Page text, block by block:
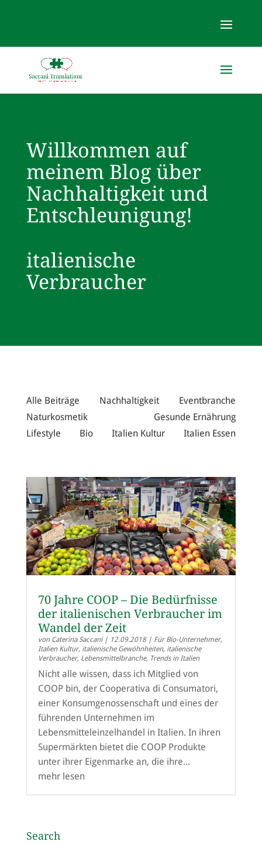
Willkommen auf
meinem Blog über
Nachhaltigkeit und
Entschleunigung!
italienische
Verbraucher
Alle Beiträge Nachhaltigkeit
Eventbranche
Naturkosmetik
Gesunde Ernährung
Lifestyle
Bio Italien Kultur Italien Essen
70 Jahre COOP – Die Bedürfnisse
der italienischen Verbraucher im
Wandel der Zeit
von Caterina Saccani| 12.09.2018| Für Bio-Unternehmer,
Italien Kultur, italienische Gewöhnheiten, italienische
Verbraucher, Lebensmittelbranche, Trends in Italien
Nicht alle wissen, dass ich Mitglied von
COOP bin, der Cooperativa di Consumatori,
einer Konsumgenossenschaft und eines der
führenden Unternehmen im
Lebensmitteleinzelhandel in Italien. In ihren
Supermärkten bietet die COOP Produkte
unter ihrer Eigenmarke an, die ihre...
mehr lesen
Search